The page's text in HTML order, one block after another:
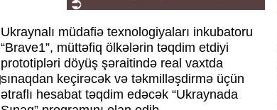
Ukraynalı müdafiə texnologiyaları inkubatoru
“Brave1”, müttəfiq ölkələrin təqdim etdiyi
prototipləri döyüş şəraitində real vaxtda
sınaqdan keçirəcək və təkmilləşdirmə üçün
ətraflı hesabat təqdim edəcək “Ukraynada